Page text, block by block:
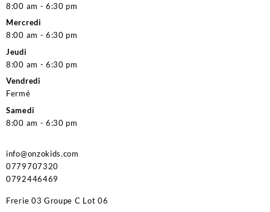
8:00 am - 6:30 pm
Mercredi
8:00 am - 6:30 pm
Jeudi
8:00 am - 6:30 pm
Vendredi
Fermé
Samedi
8:00 am - 6:30 pm
info@onzokids.com
0779707320
0792446469
Frerie 03 Groupe C Lot 06